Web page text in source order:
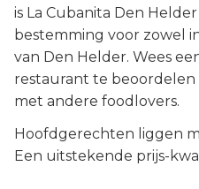
is La Cubanita Den Helder
bestemming voor zowel
van Den Helder. Wees
restaurant te
met andere foodlovers.
Hoofdgerechten liggen
Een uitstekende prijs-